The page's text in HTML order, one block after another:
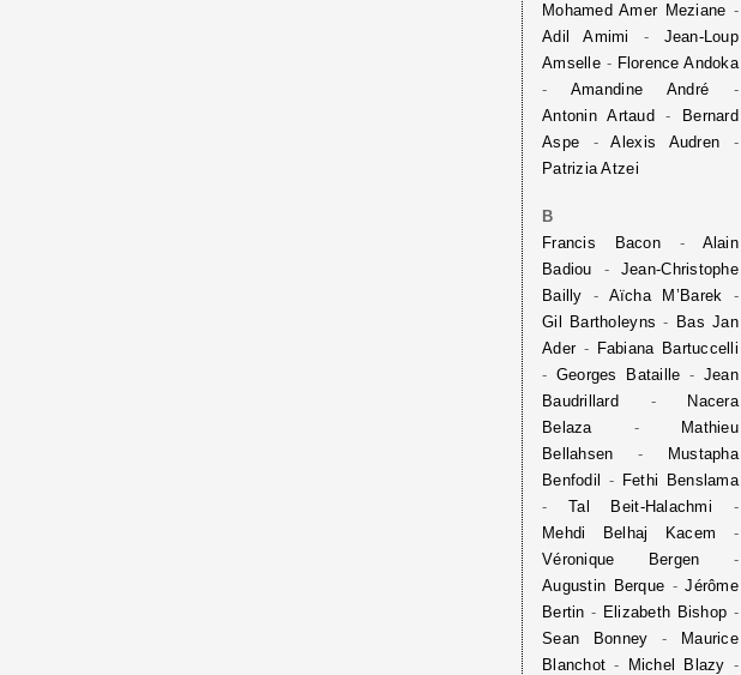
Mohamed Amer Meziane -
Adil Amimi
- Jean-Loup
Amselle- Florence Andoka
- Amandine André -
Antonin Artaud -
Bernard
Aspe -Alexis Audren -
Patrizia Atzei
B
Francis Bacon- Alain
Badiou - Jean-Christophe
Bailly - Aïcha M’Barek -
Gil Bartholeyns - Bas Jan
Ader- Fabiana Bartuccelli
- Georges Bataille - Jean
Baudrillard -
Nacera
Belaza-
Mathieu
Bellahsen -
Mustapha
Benfodil
- Fethi Benslama
- Tal Beit-Halachmi -
Mehdi Belhaj Kacem -
Véronique Bergen -
Augustin Berque -Jérôme
Bertin - Elizabeth Bishop -
Sean Bonney -
Maurice
Blanchot - Michel Blazy -